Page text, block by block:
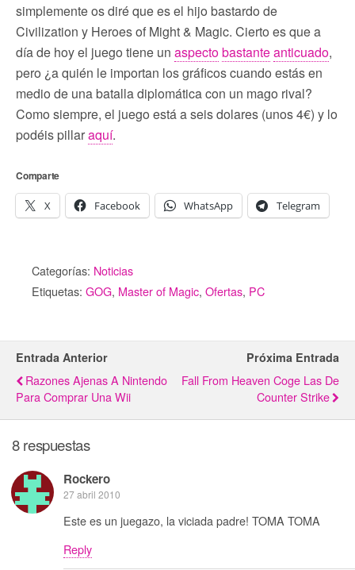
simplemente os diré que es el hijo bastardo de
Civilization y Heroes of Might & Magic. Cierto es que a
día de hoy el juego tiene un aspectobastanteanticuado,
pero ¿a quién le importan los gráficos cuando estás en
medio de una batalla diplomática con un mago rival?
Como siempre, el juego está a seis dolares (unos 4€) y lo
podéis pillaraquí.
Comparte
X Facebook WhatsApp Telegram
Categorías: Noticias
Etiquetas: GOG, Master of Magic, Ofertas, PC
Entrada Anterior
Razones Ajenas A Nintendo
Para Comprar Una Wii
Próxima Entrada
Fall From Heaven Coge Las De
Counter Strike
8 respuestas
Rockero
27 abril 2010
Este es un juegazo, la viciada padre! TOMA TOMA
Reply